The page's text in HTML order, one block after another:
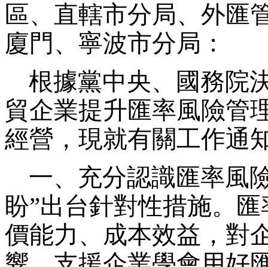
區、直轄市分局、外匯
廈門、寧波市分局：
根據黨中央、國務院
貿企業提升匯率風險管
經營，現就有關工作通
一、充分認識匯率風
盼”出台針對性措施。
價能力、成本效益，對